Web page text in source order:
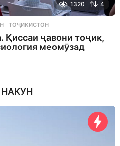
1320 4
,ТОҶИКИСТОН
Қиссаи ҷавони тоҷик,
меомӯзад